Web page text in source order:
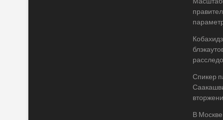
Спикер
В Москве